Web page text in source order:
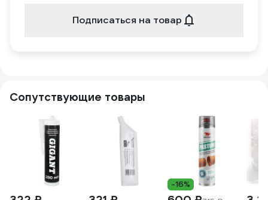
Подписаться на товар
Сопутствующие товары
-16%